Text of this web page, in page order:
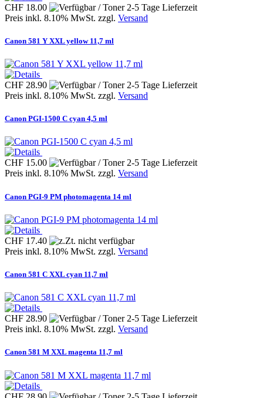
CHF 18.00
Preis inkl. 8.10% MwSt. zzgl. Versand
Canon 581 Y XXL yellow 11,7 ml
CHF 28.90
Preis inkl. 8.10% MwSt. zzgl. Versand
Canon PGI-1500 C cyan 4,5 ml
CHF 15.00
Preis inkl. 8.10% MwSt. zzgl. Versand
Canon PGI-9 PM photomagenta 14 ml
CHF 17.40
Preis inkl. 8.10% MwSt. zzgl. Versand
Canon 581 C XXL cyan 11,7 ml
CHF 28.90
Preis inkl. 8.10% MwSt. zzgl. Versand
Canon 581 M XXL magenta 11,7 ml